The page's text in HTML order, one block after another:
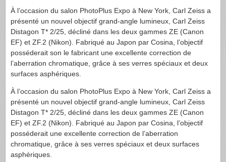
À l’occasion du salon PhotoPlus Expo à New York, Carl Zeiss a
présenté un nouvel objectif grand-angle lumineux, Carl Zeiss
Distagon T* 2/25, décliné dans les deux gammes ZE (Canon
EF) et ZF.2 (Nikon). Fabriqué au Japon par Cosina, l’objectif
posséderait son le fabricant une excellente correction de
l’aberration chromatique, grâce à ses verres spéciaux et deux
surfaces asphériques.
À l’occasion du salon PhotoPlus Expo à New York, Carl Zeiss a
présenté un nouvel objectif grand-angle lumineux, Carl Zeiss
Distagon T* 2/25, décliné dans les deux gammes ZE (Canon
EF) et ZF.2 (Nikon). Fabriqué au Japon par Cosina, l’objectif
posséderait une excellente correction de l’aberration
chromatique, grâce à ses verres spéciaux et deux surfaces
asphériques.